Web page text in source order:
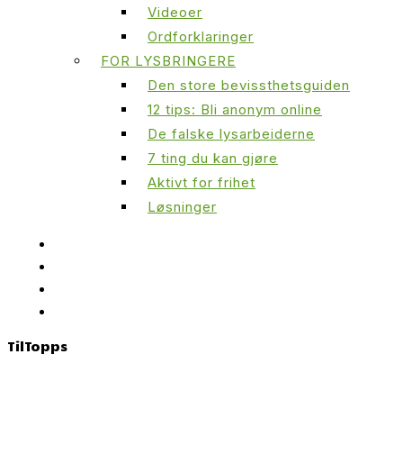
Videoer
Ordforklaringer
FOR LYSBRINGERE
Den store bevissthetsguiden
12 tips: Bli anonym online
De falske lysarbeiderne
7 ting du kan gjøre
Aktivt for frihet
Løsninger
TilTopps